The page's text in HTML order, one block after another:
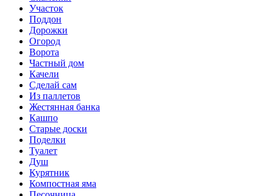
Участок
Поддон
Дорожки
Огород
Ворота
Частный дом
Качели
Сделай сам
Из паллетов
Жестянная банка
Кашпо
Старые доски
Поделки
Туалет
Душ
Курятник
Компостная яма